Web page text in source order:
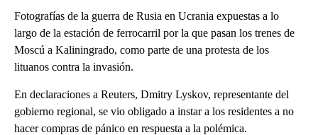
Fotografías de la guerra de Rusia en Ucrania expuestas a lo
largo de la estación de ferrocarril por la que pasan los trenes de
Moscú a Kaliningrado, como parte de una protesta de los
lituanos contra la invasión.
En declaraciones a Reuters, Dmitry Lyskov, representante del
gobierno regional, se vio obligado a instar a los residentes a no
hacer compras de pánico en respuesta a la polémica.